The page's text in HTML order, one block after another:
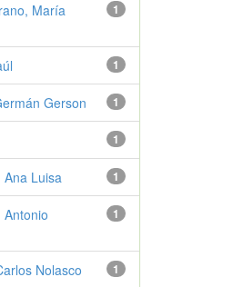
1
María
1
1
Gerson
1
1
Ana Luisa
1
Antonio
1
Nolasco